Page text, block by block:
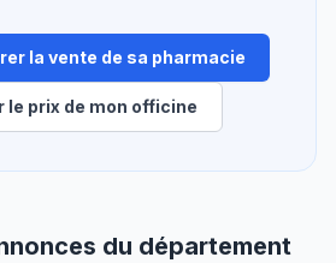
la vente de sa pharmacie
le prix de mon officine
du département